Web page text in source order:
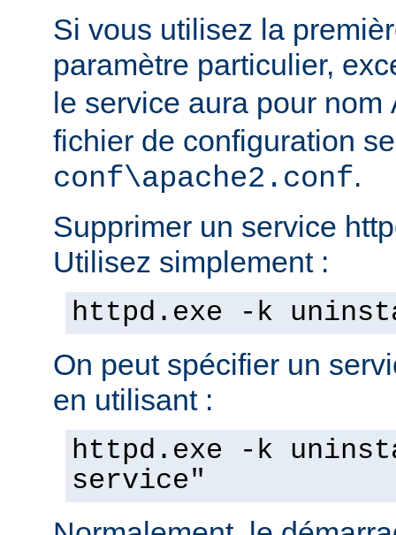
Si vous utilisez la
paramètre particulier,
le service aura pour nom
fichier de configuration
conf\apache2.conf.
Supprimer un service
Utilisez simplement :
httpd.exe -k
On peut spécifier un
en utilisant :
httpd.exe -k
service"